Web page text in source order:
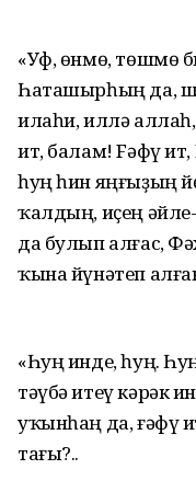
«Уф, өнмө, төшмө
Һаташырһың да,
илаһи, иллә
ит, балам! Fәфү
һуң һин яңғыҙың
ҡалдың, иҫең
да булып алғас,
ҡына йүнәтеп
«Һуң инде, һуң.
тәүбә итеү кәрәк
уҡынһаң да, ғәфү
тағы?..